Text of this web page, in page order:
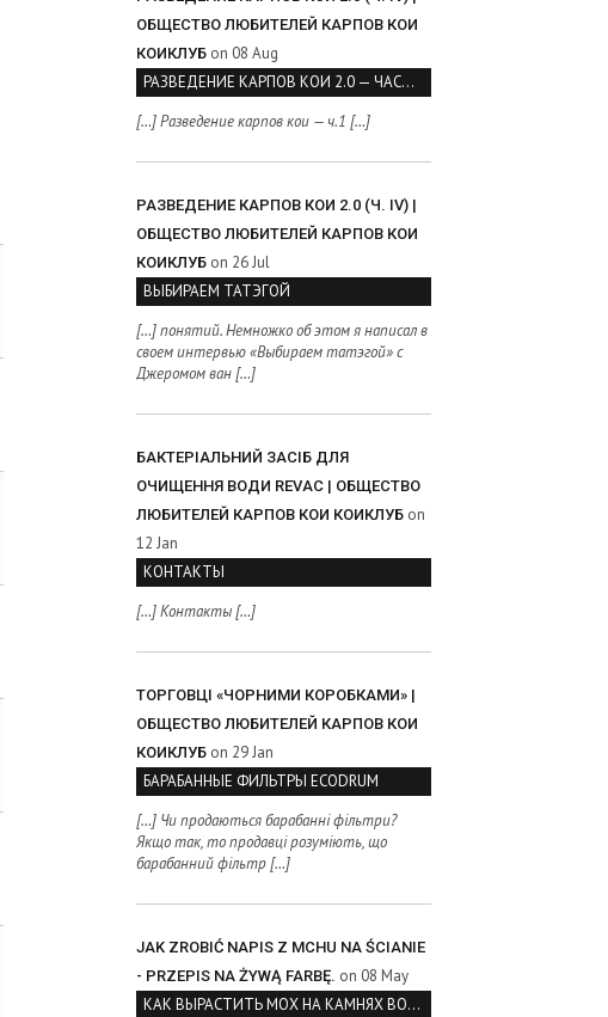
ОБЩЕСТВО ЛЮБИТЕЛЕЙ КАРПОВ КОИ
КОИКЛУБ on 08 Aug
РАЗВЕДЕНИЕ КАРПОВ КОИ 2.0 — ЧАСТЬ I
[…] Разведение карпов кои — ч.1 […]
РАЗВЕДЕНИЕ КАРПОВ КОИ 2.0 (Ч. IV) |
ОБЩЕСТВО ЛЮБИТЕЛЕЙ КАРПОВ КОИ
КОИКЛУБ on 26 Jul
ВЫБИРАЕМ ТАТЭГОЙ
[…] понятий. Немножко об этом я написал в
своем интервью «Выбираем татэгой» с
Джеромом ван […]
БАКТЕРІАЛЬНИЙ ЗАСІБ ДЛЯ
ОЧИЩЕННЯ ВОДИ REVAC | ОБЩЕСТВО
ЛЮБИТЕЛЕЙ КАРПОВ КОИ КОИКЛУБ on
12 Jan
КОНТАКТЫ
[…] Контакты […]
ТОРГОВЦІ «ЧОРНИМИ КОРОБКАМИ» |
ОБЩЕСТВО ЛЮБИТЕЛЕЙ КАРПОВ КОИ
КОИКЛУБ on 29 Jan
БАРАБАННЫЕ ФИЛЬТРЫ ECODRUM
[…] Чи продаються барабанні фільтри?
Якщо так, то продавці розуміють, що
барабанний фільтр […]
JAK ZROBIĆ NAPIS Z MCHU NA ŚCIANIE
- PRZEPIS NA ŻYWĄ FARBĘ. on 08 May
КАК ВЫРАСТИТЬ МОХ НА КАМНЯХ ВОЗЛЕ ВОДОЕМА